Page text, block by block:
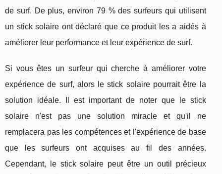
de surf. De plus, environ 79 % des surfeurs qui utilisent
un stick solaire ont déclaré que ce produit les a aidés à
améliorer leur performance et leur expérience de surf.
Si vous êtes un surfeur qui cherche à améliorer votre
expérience de surf, alors le stick solaire pourrait être la
solution idéale. Il est important de noter que le stick
solaire n'est pas une solution miracle et qu'il ne
remplacera pas les compétences et l'expérience de base
que les surfeurs ont acquises au fil des années.
Cependant, le stick solaire peut être un outil précieux